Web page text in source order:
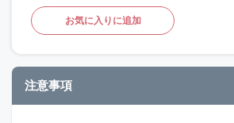
お気に入りに追加
注意事項